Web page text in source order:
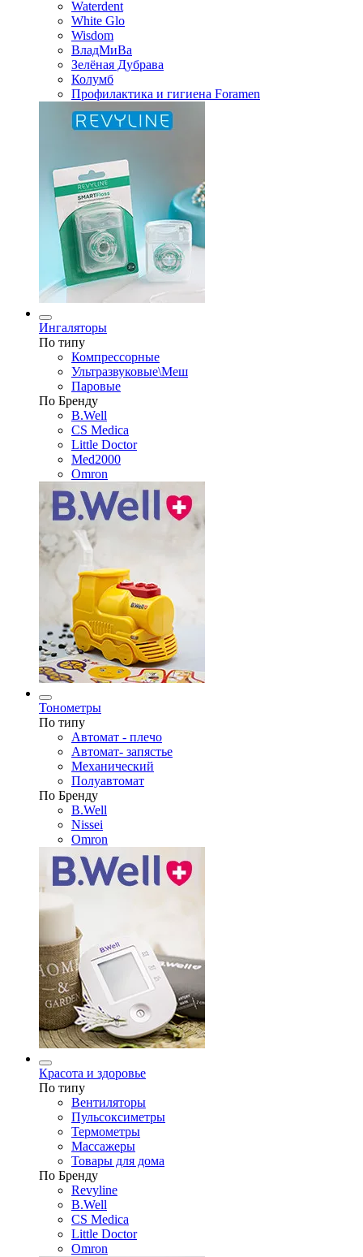
Waterdent
White Glo
Wisdom
ВладМиВа
Зелёная Дубрава
Колумб
Профилактика и гигиена Foramen
Ингаляторы
По типу
Компрессорные
Ультразвуковые\Меш
Паровые
По Бренду
B.Well
CS Medica
Little Doctor
Med2000
Omron
Тонометры
По типу
Автомат - плечо
Автомат- запястье
Механический
Полуавтомат
По Бренду
B.Well
Nissei
Omron
Красота и здоровье
По типу
Вентиляторы
Пульсоксиметры
Термометры
Массажеры
Товары для дома
По Бренду
Revyline
B.Well
CS Medica
Little Doctor
Omron